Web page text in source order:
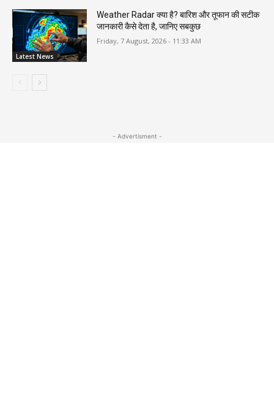
Latest News
Weather Radar क्या है? बारिश और तूफान की सटीक
जानकारी कैसे देता है, जानिए सबकुछ
Friday, 7 August, 2026 - 11:33 AM
- Advertisment -